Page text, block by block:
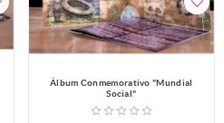
Álbum Conmemorativo "Mundial
Social"